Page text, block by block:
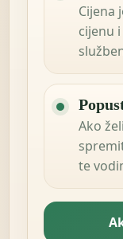
Cijena
cijenu
Ako
te